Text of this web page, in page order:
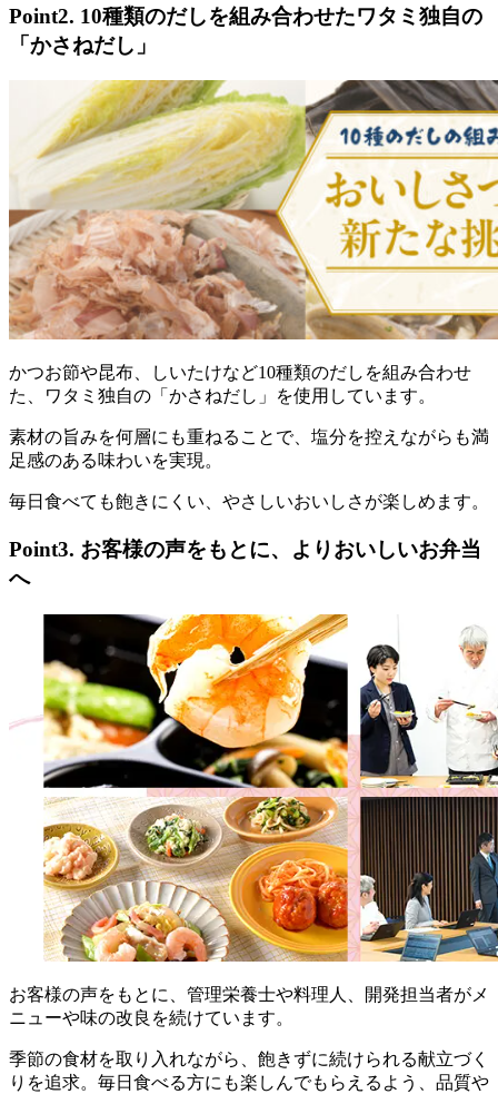
Point2. 10種類のだしを組み合わせたワタミ独自の
「かさねだし」
かつお節や昆布、しいたけなど10種類のだしを組み合わせ
た、ワタミ独自の「かさねだし」を使用しています。
素材の旨みを何層にも重ねることで、塩分を控えながらも満
足感のある味わいを実現。
毎日食べても飽きにくい、やさしいおいしさが楽しめます。
Point3. お客様の声をもとに、よりおいしいお弁当
へ
お客様の声をもとに、管理栄養士や料理人、開発担当者がメ
ニューや味の改良を続けています。
季節の食材を取り入れながら、飽きずに続けられる献立づく
りを追求。毎日食べる方にも楽しんでもらえるよう、品質や